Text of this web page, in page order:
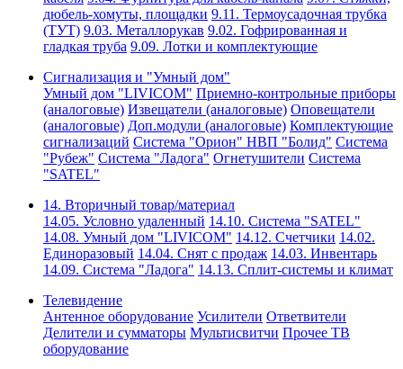
дюбель-хомуты, площадки 9.11. Термоусадочная трубка
(ТУТ) 9.03. Металлорукав 9.02. Гофрированная и
гладкая труба 9.09. Лотки и комплектующие
Сигнализация и "Умный дом"
Умный дом "LIVICOM" Приемно-контрольные приборы
(аналоговые) Извещатели (аналоговые) Оповещатели
(аналоговые) Доп.модули (аналоговые) Комплектующие
сигнализаций Система "Орион" НВП "Болид" Система
"Рубеж" Система "Ладога" Огнетушители Система
"SATEL"
14. Вторичный товар/материал
14.05. Условно удаленный 14.10. Система "SATEL"
14.08. Умный дом "LIVICOM" 14.12. Счетчики 14.02.
Единоразовый 14.04. Снят с продаж 14.03. Инвентарь
14.09. Система "Ладога" 14.13. Сплит-системы и климат
Телевидение
Антенное оборудование Усилители Ответвители
Делители и сумматоры Мультисвитчи Прочее ТВ
оборудование